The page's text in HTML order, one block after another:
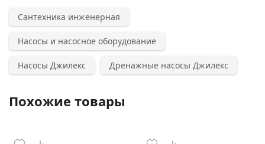
Сантехника инженерная
Насосы и насосное оборудование
Насосы Джилекс Дренажные насосы Джилекс
Похожие товары